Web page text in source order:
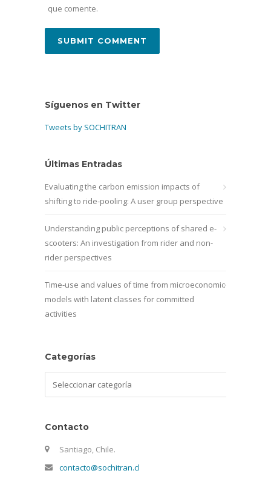
que comente.
Síguenos en Twitter
Tweets by SOCHITRAN
Últimas Entradas
Evaluating the carbon emission impacts of
shifting to ride-pooling: A user group perspective
Understanding public perceptions of shared e-
scooters: An investigation from rider and non-
rider perspectives
Time-use and values of time from microeconomic
models with latent classes for committed
activities
Categorías
Contacto
Santiago, Chile.
contacto@sochitran.cl